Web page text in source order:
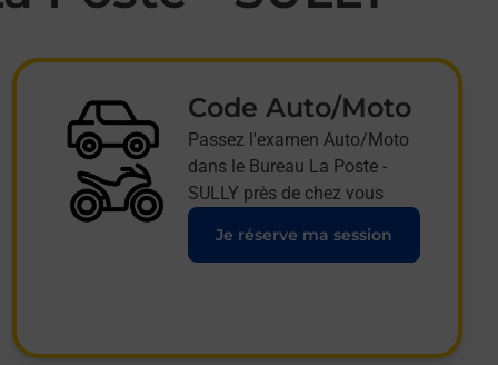
Code Auto/Moto
Passez l'examen Auto/Moto
dans le Bureau La Poste -
SULLY près de chez vous
Je réserve ma session